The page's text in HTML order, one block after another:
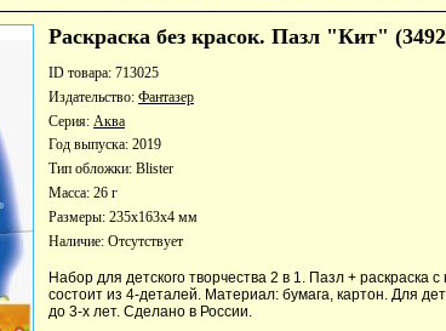
Раскраска без красок. Пазл "Кит"
ID товара: 713025
Издательство: Фантазер
Серия: Аква
Год выпуска: 2019
Тип обложки: Blister
Масса: 26 г
Размеры: 235x163x4 мм
Наличие: Отсутствует
Набор для детского творчества 2 в 1. Пазл +
состоит из 4-деталей. Материал: бумага, картон. Для
до 3-х лет. Сделано в России.